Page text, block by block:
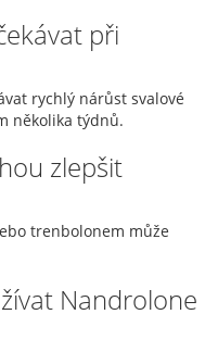
při
rychlý nárůst svalové
několika týdnů.
zlepšit
trenbolonem může
Nandrolone